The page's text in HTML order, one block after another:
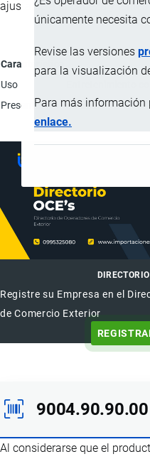
únicamente necesita
Revise las versiones
para la visualización
Para más información
enlace.
ajustable a la cabeza y
Característica
Uso
Presentación
Unidad.
Registre su Empresa en el
de Comercio Exterior
9004.90.90.00
Al considerarse que el